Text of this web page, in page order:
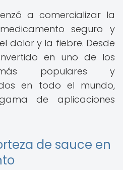
a comercializar la
seguro y
dolor y la fiebre. Desde
en uno de los
más populares y
en todo el mundo,
de aplicaciones
de sauce en